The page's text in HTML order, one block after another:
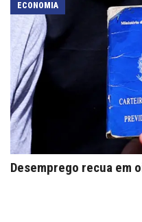
ECONOMIA
Desemprego recua em